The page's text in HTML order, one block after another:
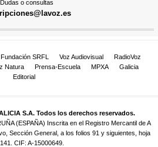
Dudas o consultas
Fundación SRFL Voz Audiovisual
RadioVoz
Natura Prensa-Escuela MPXA
Galicia
Editorial
S.A. Todos los derechos reservados.
(ESPAÑA) Inscrita en el Registro Mercantil de A
Sección General, a los folios 91 y siguientes, hoja
CIF: A-15000649.